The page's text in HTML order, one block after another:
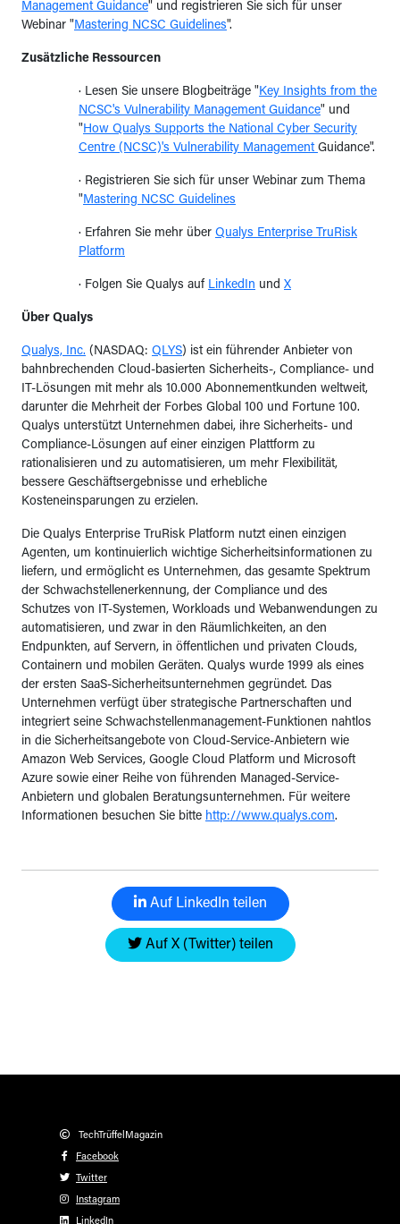
Management Guidance" und registrieren Sie sich für unser
Webinar "Mastering NCSC Guidelines".
Zusätzliche Ressourcen
· Lesen Sie unsere Blogbeiträge "Key Insights from the
NCSC's Vulnerability Management Guidance" und
"How Qualys Supports the National Cyber Security
Centre (NCSC)'s Vulnerability Management Guidance".
· Registrieren Sie sich für unser Webinar zum Thema
"Mastering NCSC Guidelines
· Erfahren Sie mehr über Qualys Enterprise TruRisk
Platform
· Folgen Sie Qualys auf LinkedIn und X
Über Qualys
Qualys, Inc. (NASDAQ: QLYS) ist ein führender Anbieter von
bahnbrechenden Cloud-basierten Sicherheits-, Compliance- und
IT-Lösungen mit mehr als 10.000 Abonnementkunden weltweit,
darunter die Mehrheit der Forbes Global 100 und Fortune 100.
Qualys unterstützt Unternehmen dabei, ihre Sicherheits- und
Compliance-Lösungen auf einer einzigen Plattform zu
rationalisieren und zu automatisieren, um mehr Flexibilität,
bessere Geschäftsergebnisse und erhebliche
Kosteneinsparungen zu erzielen.
Die Qualys Enterprise TruRisk Platform nutzt einen einzigen
Agenten, um kontinuierlich wichtige Sicherheitsinformationen zu
liefern, und ermöglicht es Unternehmen, das gesamte Spektrum
der Schwachstellenerkennung, der Compliance und des
Schutzes von IT-Systemen, Workloads und Webanwendungen zu
automatisieren, und zwar in den Räumlichkeiten, an den
Endpunkten, auf Servern, in öffentlichen und privaten Clouds,
Containern und mobilen Geräten. Qualys wurde 1999 als eines
der ersten SaaS-Sicherheitsunternehmen gegründet. Das
Unternehmen verfügt über strategische Partnerschaften und
integriert seine Schwachstellenmanagement-Funktionen nahtlos
in die Sicherheitsangebote von Cloud-Service-Anbietern wie
Amazon Web Services, Google Cloud Platform und Microsoft
Azure sowie einer Reihe von führenden Managed-Service-
Anbietern und globalen Beratungsunternehmen. Für weitere
Informationen besuchen Sie bitte http://www.qualys.com.
Auf LinkedIn teilen
Auf X (Twitter) teilen
TechTrüffelMagazin
Facebook
Twitter
Instagram
LinkedIn